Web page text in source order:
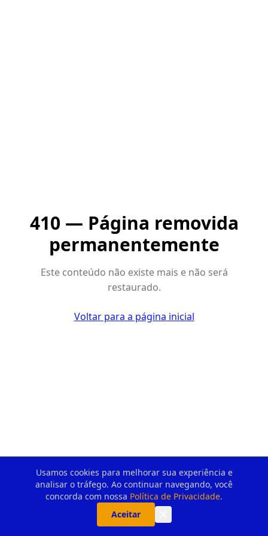
Usamos cookies para melhorar sua experiência e
analisar o tráfego. Ao continuar navegando, você
concorda com nossa Política de Privacidade.
Aceitar
410 — Página removida
permanentemente
Este conteúdo não existe mais e não será
restaurado.
Voltar para a página inicial